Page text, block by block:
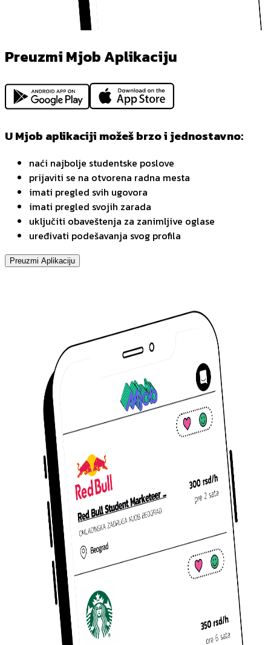
Preuzmi Mjob Aplikaciju
U Mjob aplikaciji možeš brzo i jednostavno:
naći najbolje studentske poslove
prijaviti se na otvorena radna mesta
imati pregled svih ugovora
imati pregled svojih zarada
uključiti obaveštenja za zanimljive oglase
uređivati podešavanja svog profila
Preuzmi Aplikaciju